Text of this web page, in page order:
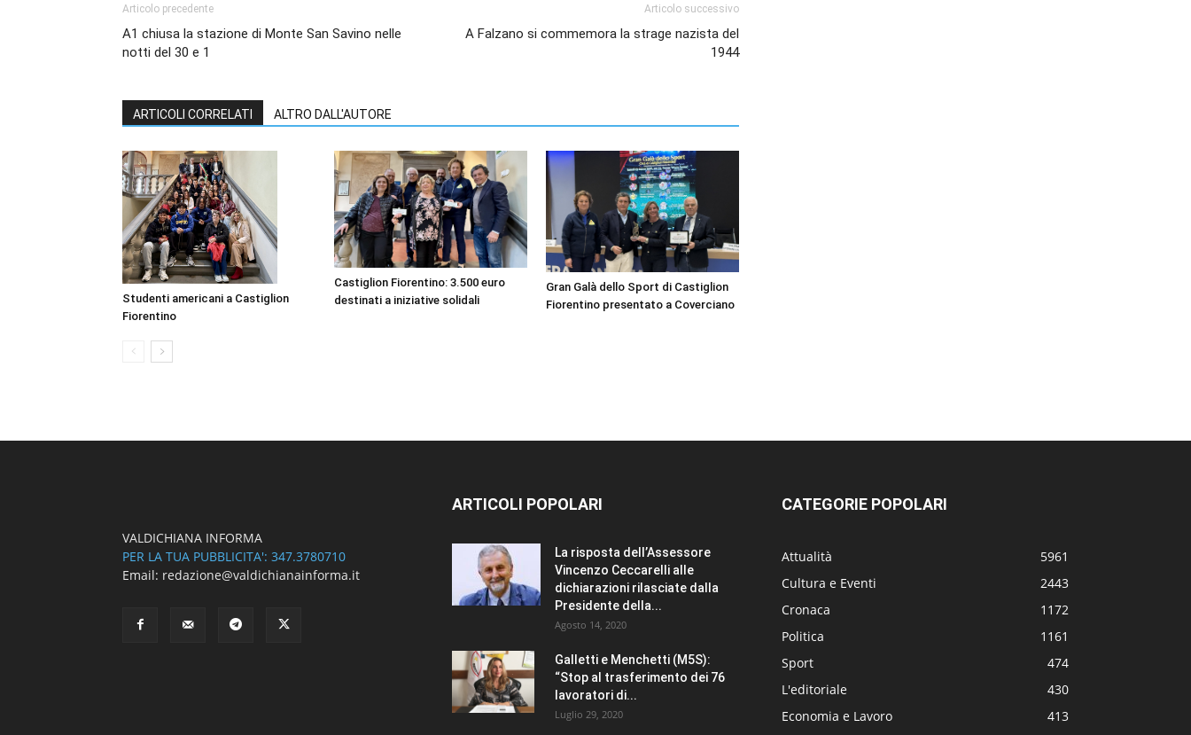
Articolo precedente
A1 chiusa la stazione di Monte San Savino nelle
notti del 30 e 1
Articolo successivo
A Falzano si commemora la strage nazista del
1944
ARTICOLI CORRELATI ALTRO DALL'AUTORE
Studenti americani a Castiglion
Fiorentino
Castiglion Fiorentino: 3.500 euro
destinati a iniziative solidali
Gran Galà dello Sport di Castiglion
Fiorentino presentato a Coverciano
VALDICHIANA INFORMA
PER LA TUA PUBBLICITA': 347.3780710
Email: redazione@valdichianainforma.it
ARTICOLI POPOLARI
La risposta dell’Assessore
Vincenzo Ceccarelli alle
dichiarazioni rilasciate dalla
Presidente della...
Agosto 14, 2020
Galletti e Menchetti (M5S):
“Stop al trasferimento dei 76
lavoratori di...
Luglio 29, 2020
CATEGORIE POPOLARI
Attualità
5961
Cultura e Eventi
2443
Cronaca
1172
Politica
1161
Sport
474
L'editoriale
430
Economia e Lavoro
413